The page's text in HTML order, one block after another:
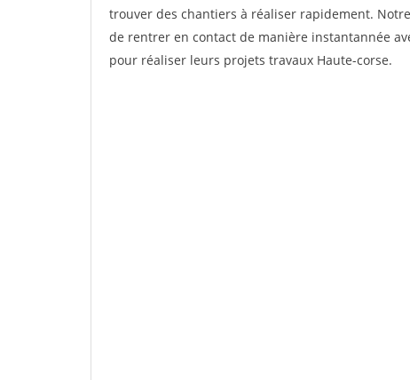
trouver des chantiers à réaliser rapidement.
de rentrer en contact de manière instantannée
pour réaliser leurs projets travaux Haute-corse.